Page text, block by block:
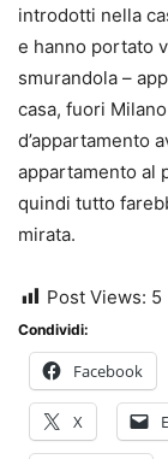
introdotti nella
e hanno portato
smurandola –
casa, fuori
d’appartamento
appartamento al
quindi tutto
mirata.
Post Views: 5
Condividi:
Facebook
X